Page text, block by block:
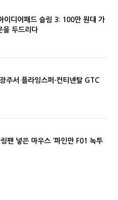
이디어패드 슬림 3: 100만 원대 가
을 두드리다
주서 플라잉스퍼·컨티넨탈 GTC
팬 넣은 마우스 ‘파인만 F01 녹투